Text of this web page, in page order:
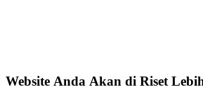
Website Anda Akan di Riset